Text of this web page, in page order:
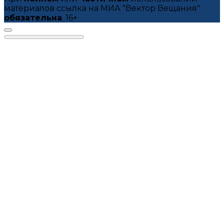
материалов ссылка на МИА "Вектор Вещания"
обязательна. 16+